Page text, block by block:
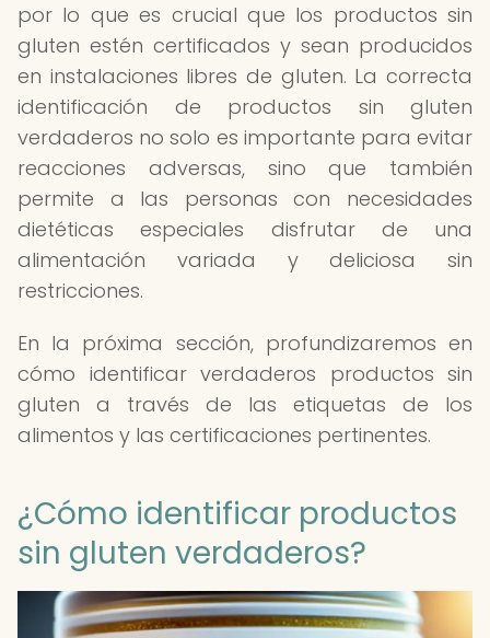
por lo que es crucial que los productos sin
gluten estén certificados y sean producidos
en instalaciones libres de gluten. La correcta
identificación de productos sin gluten
verdaderos no solo es importante para evitar
reacciones adversas, sino que también
permite a las personas con necesidades
dietéticas especiales disfrutar de una
alimentación variada y deliciosa sin
restricciones.
En la próxima sección, profundizaremos en
cómo identificar verdaderos productos sin
gluten a través de las etiquetas de los
alimentos y las certificaciones pertinentes.
¿Cómo identificar productos
sin gluten verdaderos?